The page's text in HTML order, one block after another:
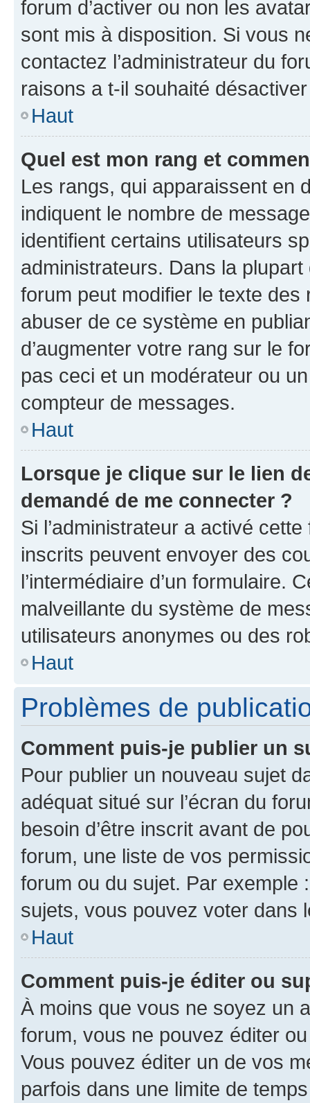
forum d’activer ou non les
sont mis à disposition. Si vous
contactez l’administrateur du
raisons a t-il souhaité
Haut
Quel est mon rang et
Les rangs, qui apparaissent en
indiquent le nombre de
identifient certains utilisateurs
administrateurs. Dans la
forum peut modifier le texte
abuser de ce système en
d’augmenter votre rang sur le
pas ceci et un modérateur ou
compteur de messages.
Haut
Lorsque je clique sur le lien
demandé de me connecter ?
Si l’administrateur a activé
inscrits peuvent envoyer des
l’intermédiaire d’un formulaire.
malveillante du système de
utilisateurs anonymes ou des
Haut
Problèmes de
Comment puis-je publier un
Pour publier un nouveau sujet
adéquat situé sur l’écran du
besoin d’être inscrit avant de
forum, une liste de vos
forum ou du sujet. Par exemple
sujets, vous pouvez voter dans
Haut
Comment puis-je éditer ou
À moins que vous ne soyez un
forum, vous ne pouvez éditer
Vous pouvez éditer un de vos
parfois dans une limite de